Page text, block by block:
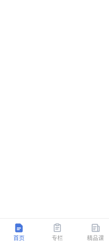
首页 专栏 精品课